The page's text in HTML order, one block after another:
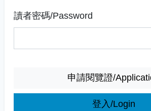
讀者密碼/Password
申請閱覽證/
登入/Login